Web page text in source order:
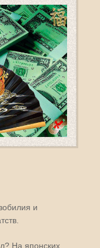
и
На японских